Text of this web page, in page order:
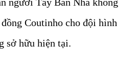
Coutinho cho đội hình
sở hữu hiện tại.